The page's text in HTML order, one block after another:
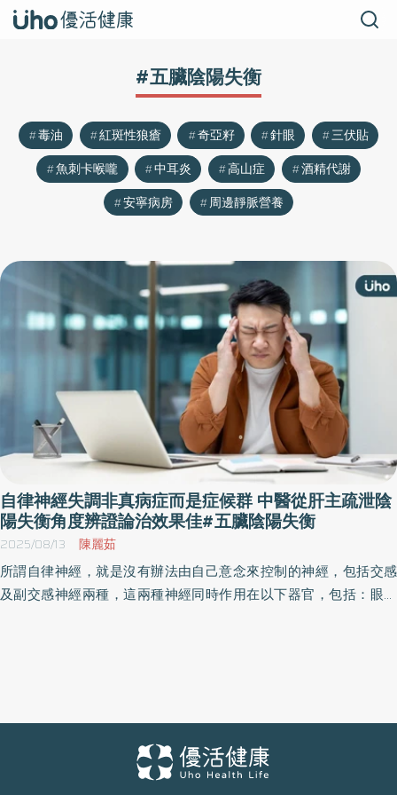
#五臟陰陽失衡
毒油 紅斑性狼瘡 奇亞籽 針眼
三伏貼
魚刺卡喉嚨
中耳炎 高山症
酒精代謝
安寧病房
周邊靜脈營養
自律神經失調非真病症而是症候群 中醫從肝主疏泄陰
陽失衡角度辨證論治效果佳#五臟陰陽失衡
2025/08/13 陳麗茹
所謂自律神經，就是沒有辦法由自己意念來控制的神經，包括交感
及副交感神經兩種，這兩種神經同時作用在以下器官，包括：眼睛
不同的人而有不同之表現，有些人覺得頭痛，有些人覺得心悸、胸
悶，有些人表現出嘔心、腹痛、腹瀉、便秘等腸胃症狀，……，有些